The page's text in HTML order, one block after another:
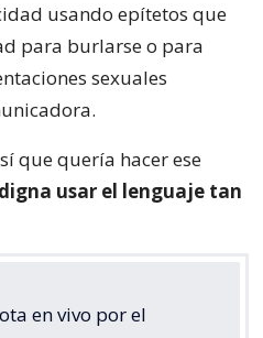
usando epítetos que
para burlarse o para
sexuales
que quería hacer ese
usar el lenguaje tan
en vivo por el